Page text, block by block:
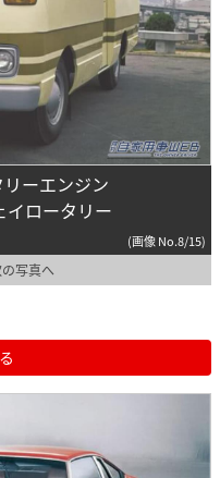
ーエンジン
イロータリー
(画像 No.8/15)
写真へ